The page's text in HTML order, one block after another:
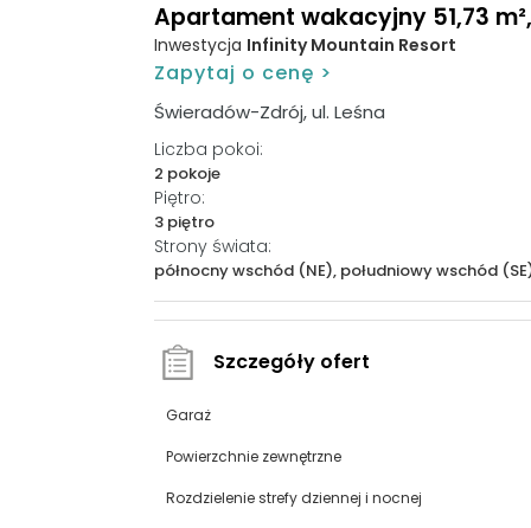
Apartament wakacyjny 51,73
Inwestycja Infinity Mountain Resort
Zapytaj o cenę >
Świeradów-Zdrój, ul. Leśna
Liczba pokoi:
2 pokoje
Piętro:
3 piętro
Strony świata:
północny wschód (NE), południowy wschód
Szczegóły ofert
Garaż
Powierzchnie zewnętrzne
Rozdzielenie strefy dziennej i nocnej